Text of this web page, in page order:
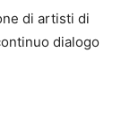
di artisti di
dialogo